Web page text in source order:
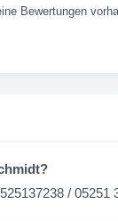
Bewertungen
/ 05251